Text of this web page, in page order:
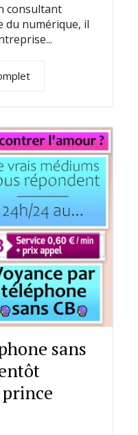
consultant
du numérique, il
sans